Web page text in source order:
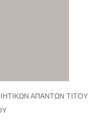
ΑΠΑΝΤΩΝ ΤΙΤΟΥ